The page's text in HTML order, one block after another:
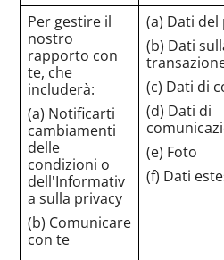
Per gestire il
nostro
rapporto con
te, che
includerà:
(a) Notificarti
cambiamenti
delle
condizioni o
dell'Informativ
a sulla privacy
(b) Comunicare
con te
(a) Dati
(b) Dati
(c) Dati di
(d) Dati di
(e) Foto
(f) Dati